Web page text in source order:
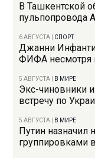
В Ташкентской
пульпопровода
6 АВГУСТА СПОРТ
Джанни
ФИФА несмотря
5 АВГУСТА В МИРЕ
Экс-чиновники
встречу по
5 АВГУСТА В МИРЕ
Путин
группировками